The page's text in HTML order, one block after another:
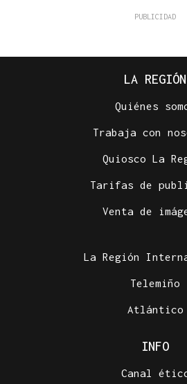
LA REGIÓN
Quiénes
Trabaja con
Quiosco La
Tarifas de
Venta de
La Región
Telemiño
Atlántico
INFO
Canal